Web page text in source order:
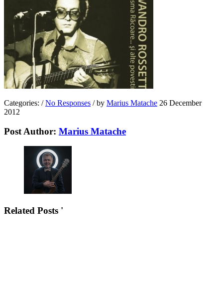
Categories: / No Responses /by Marius Matache 26 December
2012
Post Author: Marius Matache
Related Posts '